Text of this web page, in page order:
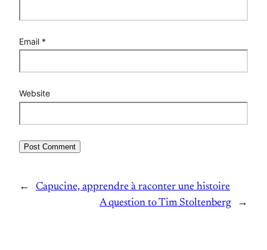
Email *
Website
←
Capucine, apprendre à raconter une histoire
A question to Tim Stoltenberg
→